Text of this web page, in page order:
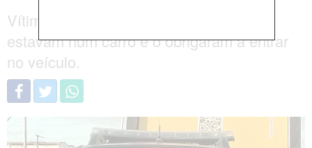
Vítima foi abordada por criminosos que
estavam num carro e o obrigaram a entrar
no veículo.